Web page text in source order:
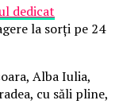
dedicat
la sorți pe 24
Alba Iulia,
cu săli pline,